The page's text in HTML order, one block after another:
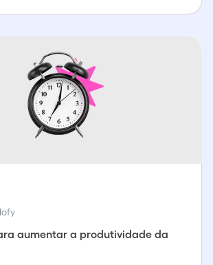
aumentar a produtividade da